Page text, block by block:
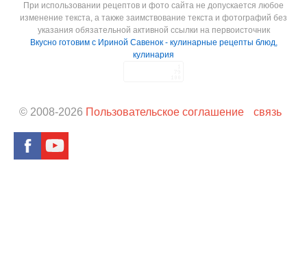
При использовании рецептов и фото сайта не допускается любое
изменение текста, а также заимствование текста и фотографий без
указания обязательной активной ссылки на первоисточник
Вкусно готовим с Ириной Савенок - кулинарные рецепты блюд,
кулинария
© 2008-2026 Пользовательское соглашение связь